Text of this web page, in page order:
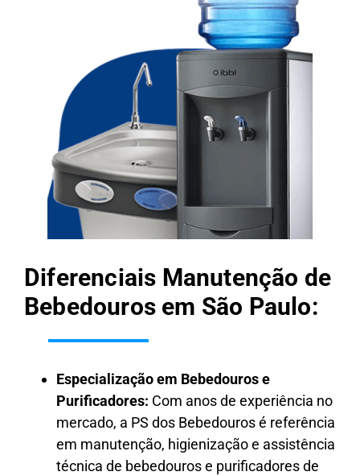
Diferenciais Manutenção de
Bebedouros em São Paulo:
Especialização em Bebedouros e
Purificadores: Com anos de experiência no
mercado, a PS dos Bebedouros é referência
em manutenção, higienização e assistência
técnica de bebedouros e purificadores de